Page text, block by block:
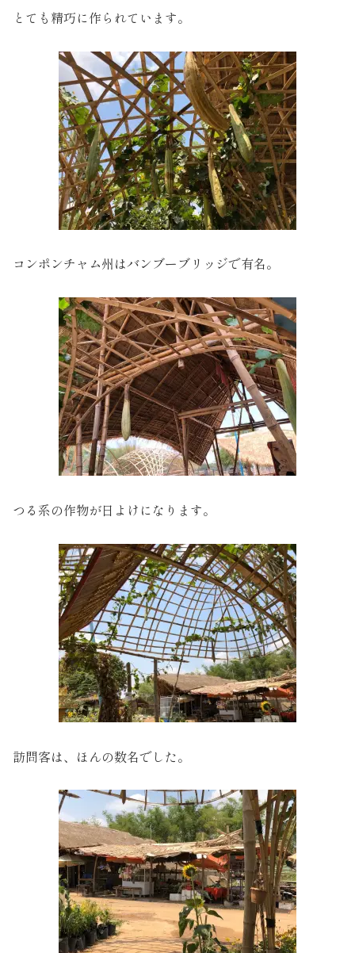
とても精巧に作られています。
コンポンチャム州はバンブーブリッジで有名。
つる系の作物が日よけになります。
訪問客は、ほんの数名でした。